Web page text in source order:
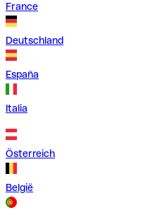
France
Deutschland
España
Italia
Österreich
België